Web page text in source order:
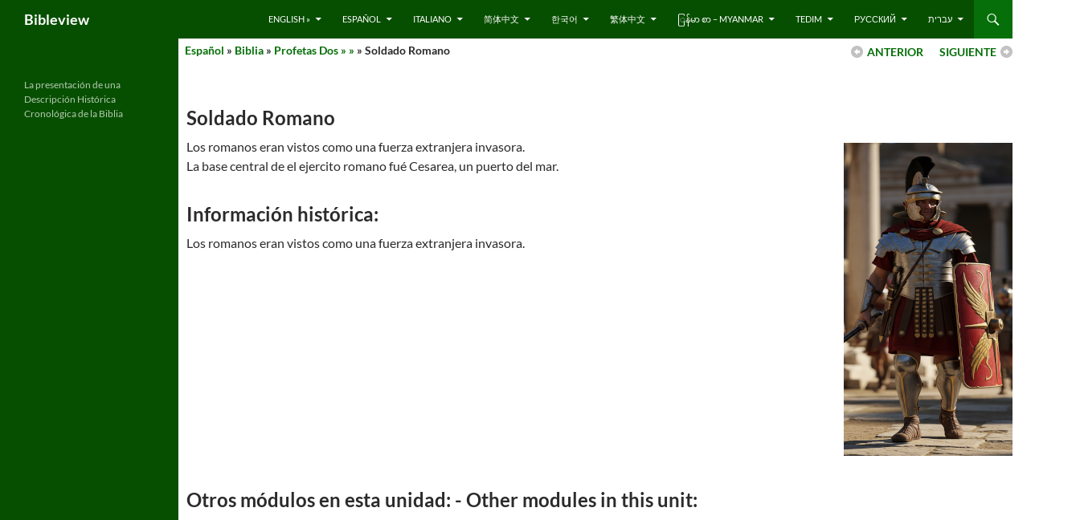
content
Bibleview ENGLISH » ESPAÑOL ITALIANO 简体中文 한국어 繁体中文 ြန်မာ စာ – MYANMAR TEDIM РУССКИЙ עברית
SIGUIENTE
ANTERIOR
Español » Biblia » Profetas Dos » » » Soldado Romano
Soldado Romano
Los romanos eran vistos como una fuerza extranjera invasora.
La base central de el ejercito romano fué Cesarea, un puerto del mar.
Información histórica:
Los romanos eran vistos como una fuerza extranjera invasora.
Otros módulos en esta unidad: - Other modules in this unit:
La presentación de una
Descripción Histórica
Cronológica de la Biblia